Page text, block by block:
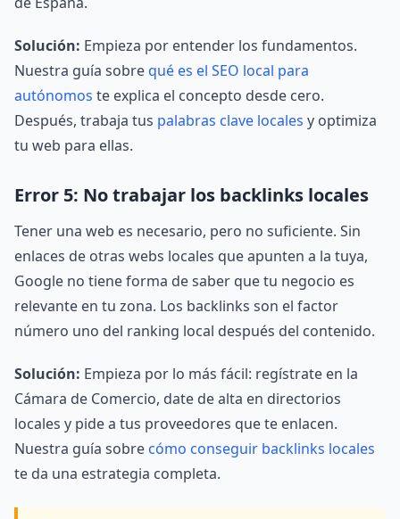
Solución: Empieza por entender los fundamentos.
Nuestra guía sobrequé es el SEO local para
autónomos te explica el concepto desde cero.
Después, trabaja tus palabras clave locales y optimiza
tu web para ellas.
Error 5: No trabajar los backlinks locales
Tener una web es necesario, pero no suficiente. Sin
enlaces de otras webs locales que apunten a la tuya,
Google no tiene forma de saber que tu negocio es
relevante en tu zona. Los backlinks son el factor
número uno del ranking local después del contenido.
Solución: Empieza por lo más fácil: regístrate en la
Cámara de Comercio, date de alta en directorios
locales y pide a tus proveedores que te enlacen.
Nuestra guía sobre cómo conseguir backlinks locales
te da una estrategia completa.